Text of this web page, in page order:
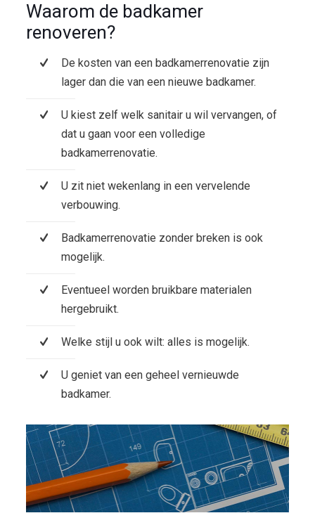
Waarom de badkamer
renoveren?
De kosten van een badkamerrenovatie zijn
lager dan die van een nieuwe badkamer.
U kiest zelf welk sanitair u wil vervangen, of
dat u gaan voor een volledige
badkamerrenovatie.
U zit niet wekenlang in een vervelende
verbouwing.
Badkamerrenovatie zonder breken is ook
mogelijk.
Eventueel worden bruikbare materialen
hergebruikt.
Welke stijl u ook wilt: alles is mogelijk.
U geniet van een geheel vernieuwde
badkamer.